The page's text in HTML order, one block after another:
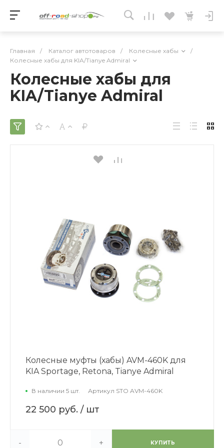
Главная / Каталог автотоваров / Колесные хабы
/
Колесные хабы для KIA/Tianye Admiral
Колесные хабы для
KIA/Tianye Admiral
Колесные муфты (хабы) AVM-460K для
KIA Sportage, Retona, Tianye Admiral
В наличии 5 шт. Артикул STO AVM-460K
22 500 руб. / шт
- + КУПИТЬ